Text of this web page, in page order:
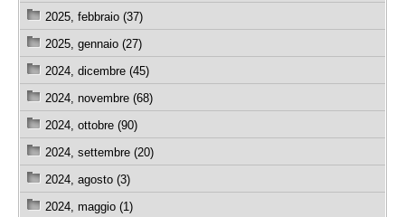
2025, febbraio (37)
2025, gennaio (27)
2024, dicembre (45)
2024, novembre (68)
2024, ottobre (90)
2024, settembre (20)
2024, agosto (3)
2024, maggio (1)